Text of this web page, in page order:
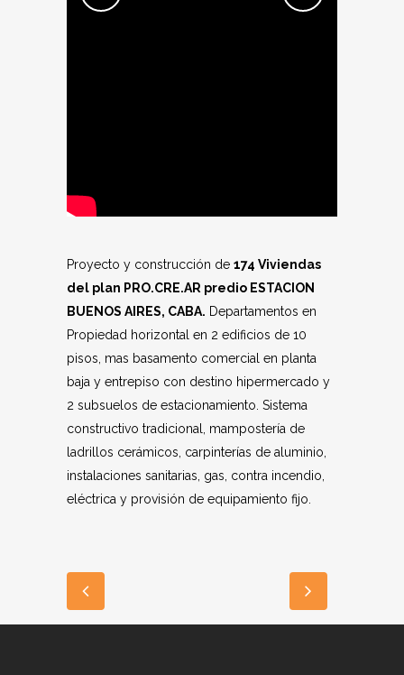
Proyecto y construcción de 174 Viviendas
del plan PRO.CRE.AR predio ESTACION
BUENOS AIRES, CABA. Departamentos en
Propiedad horizontal en 2 edificios de 10
pisos, mas basamento comercial en planta
baja y entrepiso con destino hipermercado y
2 subsuelos de estacionamiento. Sistema
constructivo tradicional, mampostería de
ladrillos cerámicos, carpinterías de aluminio,
instalaciones sanitarias, gas, contra incendio,
eléctrica y provisión de equipamiento fijo.